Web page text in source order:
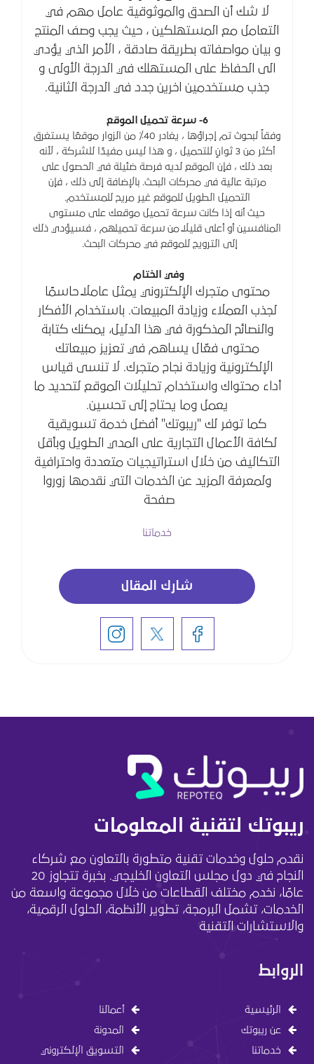
لا شك أن الصدق والموثوقية عامل مهم في
التعامل مع المستهلكين ، حيث يجب وصف المنتج
و بيان مواصفاته بطريقة صادقة ، الأمر الذي يؤدي
الى الحفاظ على المستهلك في الدرجة الأولى و
جذب مستخدمين اخرين جدد في الدرجة الثانية.
6- سرعة تحميل الموقع
وفقاً لبحوث تم إجراؤها ، يغادر 40٪ من الزوار موقعًا يستغرق
أكثر من 3 ثوانٍ للتحميل ، و هذا ليس مفيدًا للشركة ، لأنه
بعد ذلك ، فإن الموقع لديه فرصة ضئيلة في الحصول على
مرتبة عالية في محركات البحث. بالإضافة إلى ذلك ، فإن
التحميل الطويل للموقع غير مريح للمستخدم.
حيث أنه إذا كانت سرعة تحميل موقعك على مستوى
المنافسين أو أعلى قليلاً من سرعة تحميلهم ، فسيؤدي ذلك
إلى الترويج للموقع في محركات البحث.
وفي الختام
محتوى متجرك الإلكتروني يمثل عاملًا حاسمًا
لجذب العملاء وزيادة المبيعات. باستخدام الأفكار
والنصائح المذكورة في هذا الدليل، يمكنك كتابة
محتوى فعّال يساهم في تعزيز مبيعاتك
الإلكترونية وزيادة نجاح متجرك. لا تنسى قياس
أداء محتواك واستخدام تحليلات الموقع لتحديد ما
يعمل وما يحتاج إلى تحسين.
كما توفر لك "ريبوتك" أفضل خدمة تسويقية
لكافة الأعمال التجارية على المدي الطويل وبأقل
التكاليف من خلال استراتيجيات متعددة واحترافية
ولمعرفة المزيد عن الخدمات التي نقدمها زوروا
صفحة
خدماتنا
شارك المقال
ريبوتك لتقنية المعلومات
نقدم حلول وخدمات تقنية متطورة بالتعاون مع شركاء
النجاح في دول مجلس التعاون الخليجي. بخبرة تتجاوز 20
عامًا، نخدم مختلف القطاعات من خلال مجموعة واسعة من
الخدمات، تشمل البرمجة، تطوير الأنظمة، الحلول الرقمية،
والاستشارات التقنية
الروابط
الرئيسية
عن ريبوتك
خدماتنا
أعمالنا
المدونة
التسويق الإلكتروني